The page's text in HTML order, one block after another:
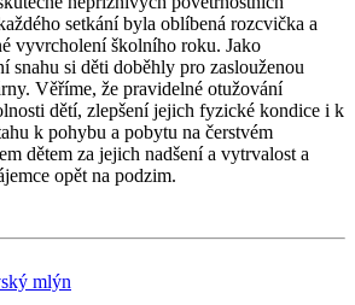
setkání byla oblíbená rozcvička a
vyvrcholení školního roku. Jako
snahu si děti doběhly pro zaslouženou
Věříme, že pravidelné otužování
dětí, zlepšení jejich fyzické kondice i k
k pohybu a pobytu na čerstvém
dětem za jejich nadšení a vytrvalost a
opět na podzim.
mlýn